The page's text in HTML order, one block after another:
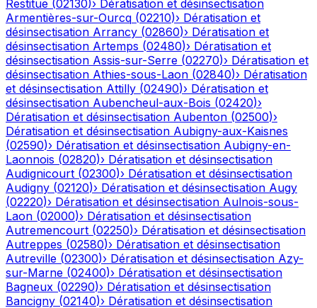
Restitue (02130)› Dératisation et désinsectisation
Armentières-sur-Ourcq (02210)› Dératisation et
désinsectisation Arrancy (02860)› Dératisation et
désinsectisation Artemps (02480)› Dératisation et
désinsectisation Assis-sur-Serre (02270)› Dératisation et
désinsectisation Athies-sous-Laon (02840)› Dératisation
et désinsectisation Attilly (02490)› Dératisation et
désinsectisation Aubencheul-aux-Bois (02420)›
Dératisation et désinsectisation Aubenton (02500)›
Dératisation et désinsectisation Aubigny-aux-Kaisnes
(02590)› Dératisation et désinsectisation Aubigny-en-
Laonnois (02820)› Dératisation et désinsectisation
Audignicourt (02300)› Dératisation et désinsectisation
Audigny (02120)› Dératisation et désinsectisation Augy
(02220)› Dératisation et désinsectisation Aulnois-sous-
Laon (02000)› Dératisation et désinsectisation
Autremencourt (02250)› Dératisation et désinsectisation
Autreppes (02580)› Dératisation et désinsectisation
Autreville (02300)› Dératisation et désinsectisation Azy-
sur-Marne (02400)› Dératisation et désinsectisation
Bagneux (02290)› Dératisation et désinsectisation
Bancigny (02140)› Dératisation et désinsectisation